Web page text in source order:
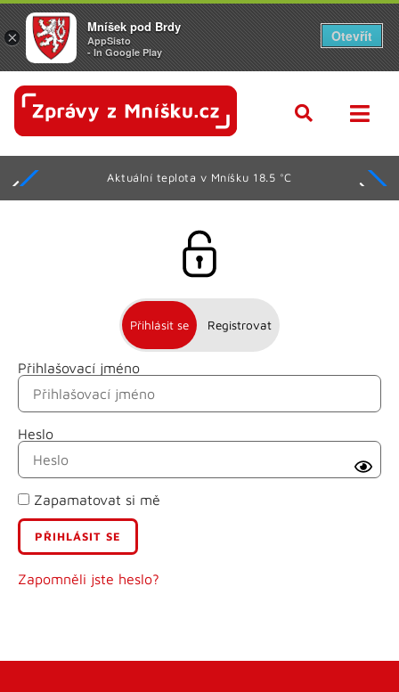
Aktuální teplota v Mníšku 18.5 °C
Přihlásit se Registrovat
Přihlašovací jméno
Heslo
Zapamatovat si mě
Zapomněli jste heslo?
Jméno
Příjmení
E-mail
Uživatelské jméno
×
Mníšek pod Brdy
AppSisto
- In Google Play
Otevřít